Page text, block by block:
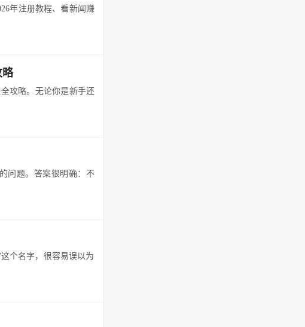
年注册教程、看新闻赚
略
攻略。无论你是新手还
问题。答案很明确：不
个名字，很容易误以为